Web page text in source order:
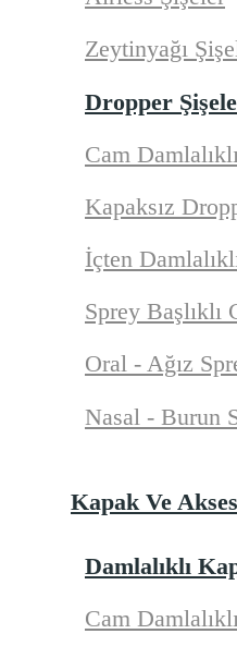
Zeytinyağı
Dropper
Cam
Kapaksız
İçten
Sprey Başlıklı
Oral - Ağız
Nasal - Burun
Kapak Ve
Damlalıklı
Cam